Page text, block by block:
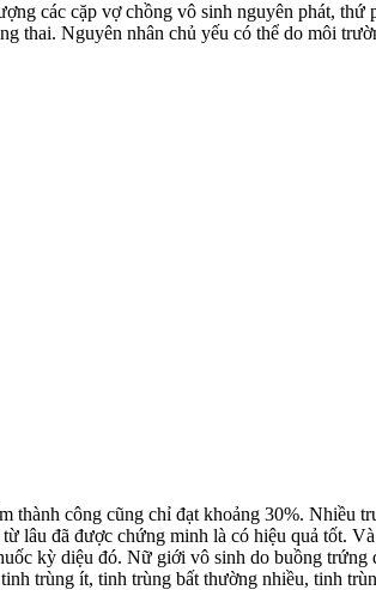
các cặp vợ chồng vô sinh nguyên phát,
thai. Nguyên nhân chủ yếu có thể do môi
công cũng chỉ đạt khoảng 30%. Nhiều
lâu đã được chứng minh là có hiệu quả tốt.
kỳ diệu đó. Nữ giới vô sinh do buồng
trùng ít, tinh trùng bất thường nhiều, tinh